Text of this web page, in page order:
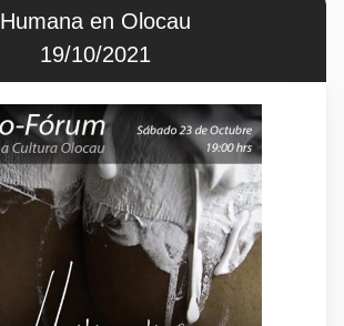
Humana en Olocau
19/10/2021